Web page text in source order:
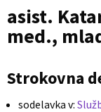
asist.
med.,
Strokovna
sodelavka v: